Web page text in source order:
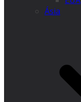
Ásia